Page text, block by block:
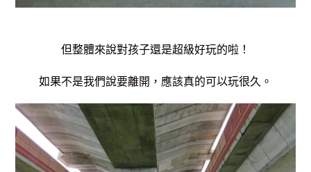
但整體來說對孩子還是超級好玩的啦！
如果不是我們說要離開，應該真的可以玩很久。